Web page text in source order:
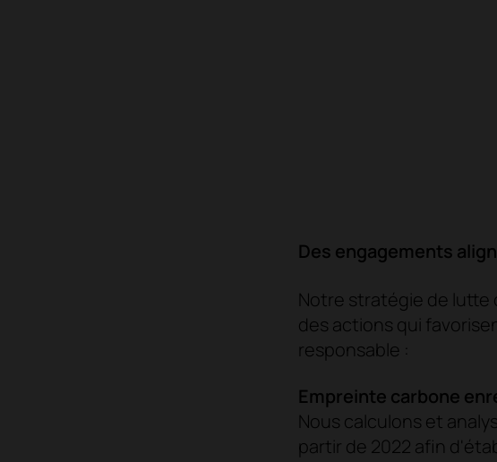
Des engagements
Notre stratégie de
des actions qui
responsable :
Empreinte carbone
Nous calculons et
partir de 2022 afin